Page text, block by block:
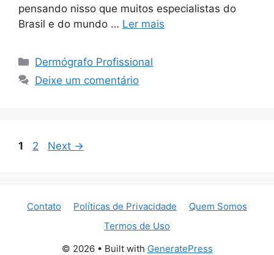
pensando nisso que muitos especialistas do
Brasil e do mundo … Ler mais
Categorias
Dermógrafo Profissional
Deixe um comentário
Page
1 Page
2 Next →
Contato Políticas de Privacidade
Quem Somos
Termos de Uso
© 2026 • Built with GeneratePress